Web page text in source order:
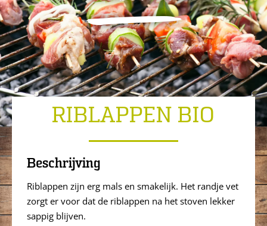
RIBLAPPEN BIO
Beschrijving
Riblappen zijn erg mals en smakelijk. Het randje vet
zorgt er voor dat de riblappen na het stoven lekker
sappig blijven.